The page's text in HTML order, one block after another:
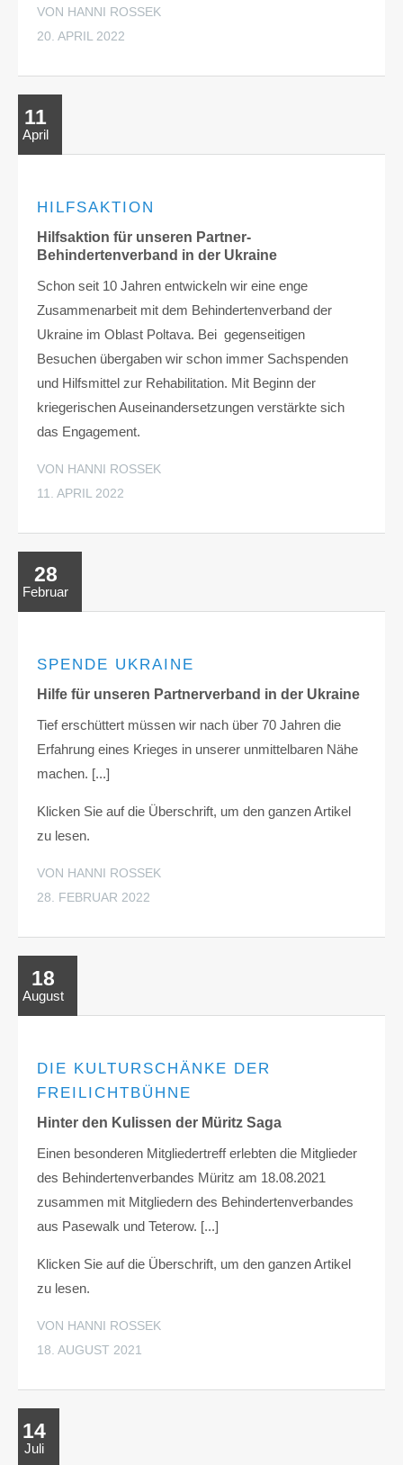
VON HANNI ROSSEK
20. APRIL 2022
11
April
HILFSAKTION
Hilfsaktion für unseren Partner-
Behindertenverband in der Ukraine
Schon seit 10 Jahren entwickeln wir eine enge
Zusammenarbeit mit dem Behindertenverband der
Ukraine im Oblast Poltava. Bei gegenseitigen
Besuchen übergaben wir schon immer Sachspenden
und Hilfsmittel zur Rehabilitation. Mit Beginn der
kriegerischen Auseinandersetzungen verstärkte sich
das Engagement.
VON HANNI ROSSEK
11. APRIL 2022
28
Februar
SPENDE UKRAINE
Hilfe für unseren Partnerverband in der Ukraine
Tief erschüttert müssen wir nach über 70 Jahren die
Erfahrung eines Krieges in unserer unmittelbaren Nähe
machen. [...]
Klicken Sie auf die Überschrift, um den ganzen Artikel
zu lesen.
VON HANNI ROSSEK
28. FEBRUAR 2022
18
August
DIE KULTURSCHÄNKE DER
FREILICHTBÜHNE
Hinter den Kulissen der Müritz Saga
Einen besonderen Mitgliedertreff erlebten die Mitglieder
des Behindertenverbandes Müritz am 18.08.2021
zusammen mit Mitgliedern des Behindertenverbandes
aus Pasewalk und Teterow. [...]
Klicken Sie auf die Überschrift, um den ganzen Artikel
zu lesen.
VON HANNI ROSSEK
18. AUGUST 2021
14
Juli